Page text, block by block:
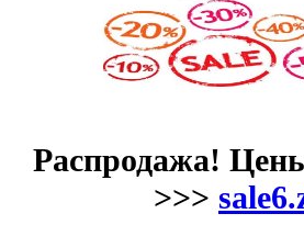
Распродажа!
>>>